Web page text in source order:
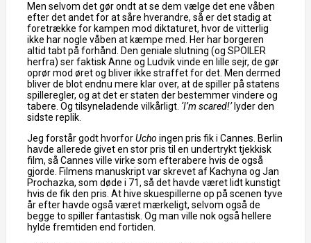
Men selvom det gør ondt at se dem vælge det ene våben
efter det andet for at såre hverandre, så er det stadig at
foretrække for kampen mod diktaturet, hvor de vitterlig
ikke har nogle våben at kæmpe med. Her har borgeren
altid tabt på forhånd. Den geniale slutning (og SPOILER
herfra) ser faktisk Anne og Ludvik vinde en lille sejr, de gør
oprør mod øret og bliver ikke straffet for det. Men dermed
bliver de blot endnu mere klar over, at de spiller på statens
spilleregler, og at det er staten der bestemmer vindere og
tabere. Og tilsyneladende vilkårligt. ‘I’m scared!’ lyder den
sidste replik.
Jeg forstår godt hvorforUcho ingen pris fik i Cannes. Berlin
havde allerede givet en stor pris til en undertrykt tjekkisk
film, så Cannes ville virke som efterabere hvis de også
gjorde. Filmens manuskript var skrevet af Kachyna og Jan
Prochazka, som døde i 71, så det havde været lidt kunstigt
hvis de fik den pris. At hive skuespillerne op på scenen tyve
år efter havde også været mærkeligt, selvom også de
begge to spiller fantastisk. Og man ville nok også hellere
hylde fremtiden end fortiden.